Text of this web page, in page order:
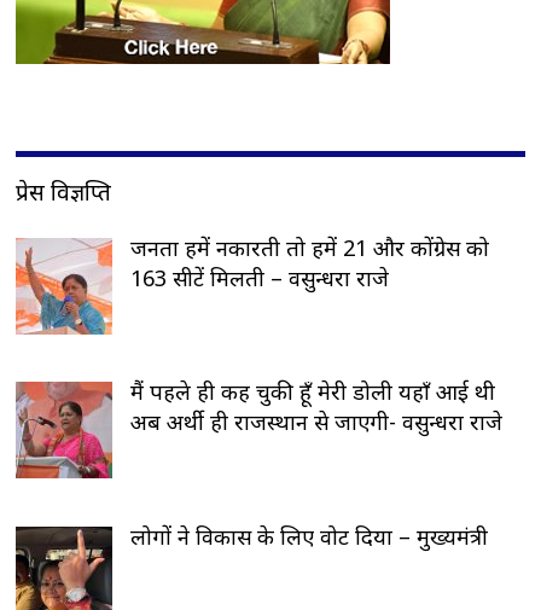
प्रेस विज्ञप्ति
जनता हमें नकारती तो हमें 21 और कोंग्रेस को
163 सीटें मिलती – वसुन्धरा राजे
मैं पहले ही कह चुकी हूँ मेरी डोली यहाँ आई थी
अब अर्थी ही राजस्थान से जाएगी- वसुन्धरा राजे
लोगों ने विकास के लिए वोट दिया – मुख्यमंत्री